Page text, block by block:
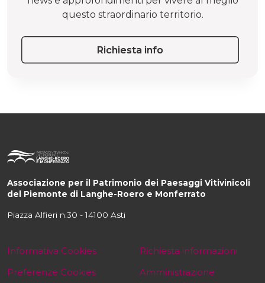
questo straordinario territorio.
Richiesta info
Associazione per il Patrimonio dei Paesaggi Vitivinicoli
del Piemonte di Langhe-Roero e Monferrato
Piazza Alfieri n.30 - 14100 Asti
Informativa Cookies
Preferenze Cookies
Richiesta informazioni
Amministrazione